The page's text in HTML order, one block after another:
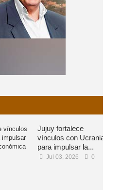
Jujuy fortalece
vínculos con Ucrania
para impulsar la...
Jul 03, 2026 0